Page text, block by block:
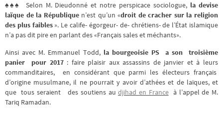
♠♠♠ Selon M. Dieudonné et notre perspicace sociologue, la devise
laïque de la Républiquen’est qu’un «droit de cracher sur la religion
des plus faibles ». Le calife- égorgeur- de- chrétiens- de l’État islamique
n’a pas dit pire en parlant des «Français sales et méchants».
Ainsi avec M. Emmanuel Todd, la bourgeoisie PS a son troisième
panier pour 2017 : faire plaisir aux assassins de janvier et à leurs
commanditaires, en considérant que parmi les électeurs français
d’origine musulmane, il ne pourrait y avoir d’athées et de laïques, et
que tous seraient des soutiens audjihad en Franceà l’appel de M.
Tariq Ramadan.